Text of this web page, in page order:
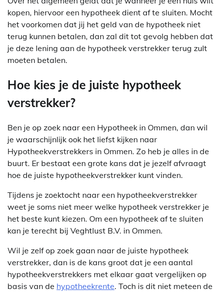
kopen, hiervoor een hypotheek dient af te sluiten. Mocht
het voorkomen dat jij het geld van de hypotheek niet
terug kunnen betalen, dan zal dit tot gevolg hebben dat
je deze lening aan de hypotheek verstrekker terug zult
moeten betalen.
Hoe kies je de juiste hypotheek
verstrekker?
Ben je op zoek naar een Hypotheek in Ommen, dan wil
je waarschijnlijk ook het liefst kijken naar
Hypotheekverstrekkers in Ommen. Zo heb je alles in de
buurt. Er bestaat een grote kans dat je jezelf afvraagt
hoe de juiste hypotheekverstrekker kunt vinden.
Tijdens je zoektocht naar een hypotheekverstrekker
weet je soms niet meer welke hypotheek verstrekker je
het beste kunt kiezen. Om een hypotheek af te sluiten
kan je terecht bij Veghtlust B.V. in Ommen.
Wil je zelf op zoek gaan naar de juiste hypotheek
verstrekker, dan is de kans groot dat je een aantal
hypotheekverstrekkers met elkaar gaat vergelijken op
basis van de hypotheekrente. Toch is dit niet meteen de